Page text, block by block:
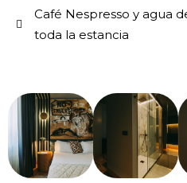
Café Nespresso y agua
toda la estancia